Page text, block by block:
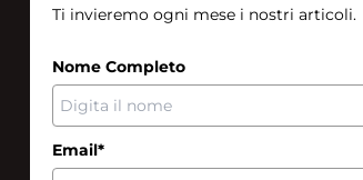
Ti invieremo ogni mese i nostri articoli.
Nome Completo
Email*